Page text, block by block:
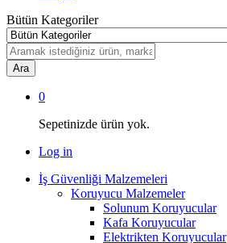
Bütün Kategoriler
Ara
0
Sepetinizde ürün yok.
Log in
İş Güvenliği Malzemeleri
Koruyucu Malzemeler
Solunum Koruyucular
Kafa Koruyucular
Elektrikten Koruyucular